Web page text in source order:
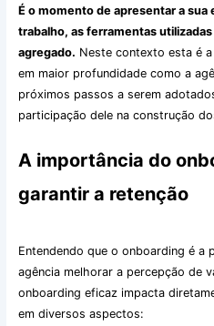
É o momento de apresentar a sua
trabalho, as ferramentas
agregado. Neste contexto esta é
em maior profundidade como a
próximos passos a serem
participação dele na construção
A importância do
garantir a retenção
Entendendo que o onboarding é a
agência melhorar a percepção de
onboarding eficaz impacta
em diversos aspectos: